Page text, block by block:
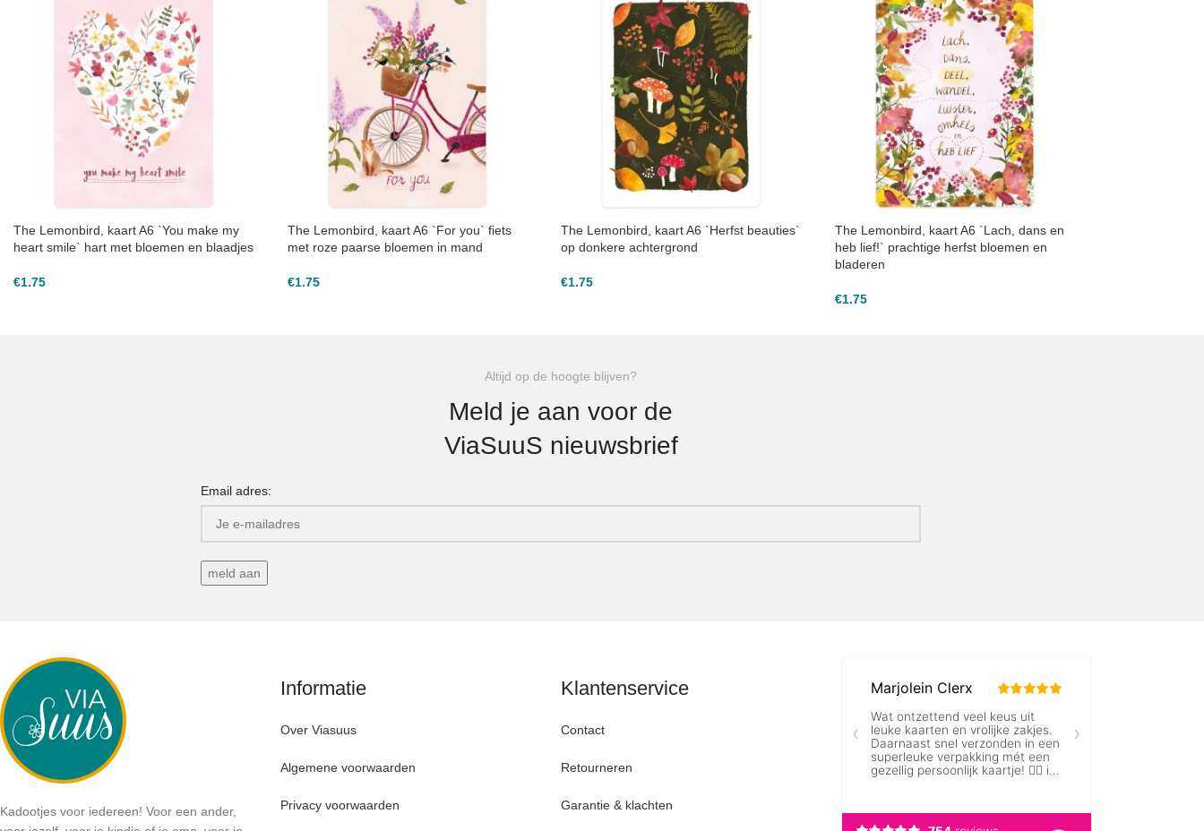
The Lemonbird, kaart A6 `You make my
heart smile` hart met bloemen en blaadjes
€1.75
The Lemonbird, kaart A6 `For you` fiets
met roze paarse bloemen in mand
€1.75
The Lemonbird, kaart A6 `Herfst beauties`
op donkere achtergrond
€1.75
The Lemonbird, kaart A6 `Lach, dans en
heb lief!` prachtige herfst bloemen en
bladeren
€1.75
Altijd op de hoogte blijven?
Meld je aan voor de
ViaSuuS nieuwsbrief
Email adres:
Kadootjes voor iedereen! Voor een ander,
Informatie
Over Viasuus
Algemene voorwaarden
Privacy voorwaarden
Klantenservice
Contact
Retourneren
Garantie & klachten